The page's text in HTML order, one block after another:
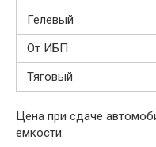
Гелевый
От ИБП
Тяговый
Цена при сдаче
емкости: